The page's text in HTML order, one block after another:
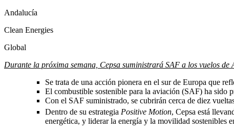
Andalucía
Clean Energies
Global
Durante la próxima semana, Cepsa suministrará SAF a los vuelos
Se trata de una acción pionera en el sur de Europa que
El combustible sostenible para la aviación (SAF) ha sido
Con el SAF suministrado, se cubrirán cerca de diez
Dentro de su estrategia Positive Motion, Cepsa está
energética, y liderar la energía y la movilidad sostenibles